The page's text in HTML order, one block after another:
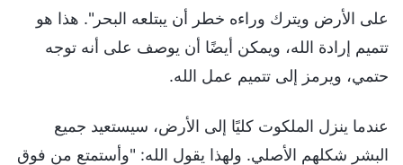
على الأرض ويترك وراءه خطر أن يبتلعه البحر". هذا هو
تتميم إرادة الله، ويمكن أيضًا أن يوصف على أنه توجه
حتمي، ويرمز إلى تتميم عمل الله.
عندما ينزل الملكوت كليًا إلى الأرض، سيستعيد جميع
البشر شكلهم الأصلي. ولهذا يقول الله: "وأستمتع من فوق